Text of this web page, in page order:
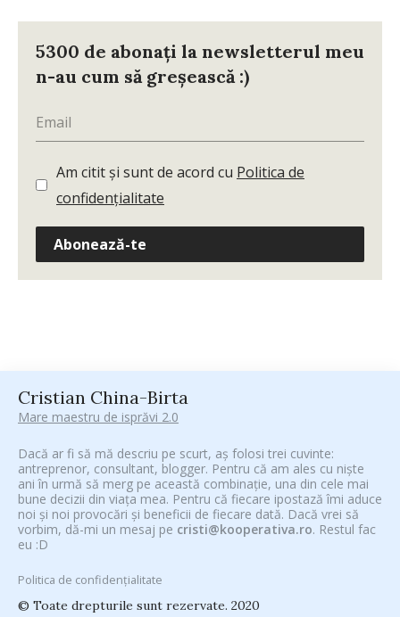
5300 de abonați la newsletterul meu
n-au cum să greșească :)
Am citit și sunt de acord cu Politica de
confidențialitate
Abonează-te
Cristian China-Birta
Mare maestru de isprăvi 2.0
Dacă ar fi să mă descriu pe scurt, aș folosi trei cuvinte:
antreprenor, consultant, blogger. Pentru că am ales cu niște
ani în urmă să merg pe această combinație, una din cele mai
bune decizii din viața mea. Pentru că fiecare ipostază îmi aduce
noi și noi provocări și beneficii de fiecare dată. Dacă vrei să
vorbim, dă-mi un mesaj pe cristi@kooperativa.ro. Restul fac
eu :D
Politica de confidențialitate
© Toate drepturile sunt rezervate. 2020